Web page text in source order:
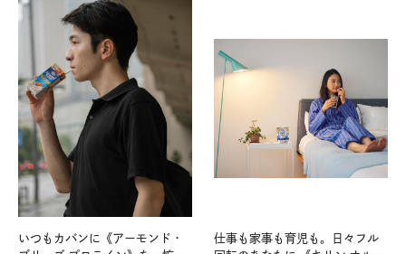
いつもカバンに《アーモンド・
仕事も家事も育児も。日々フル